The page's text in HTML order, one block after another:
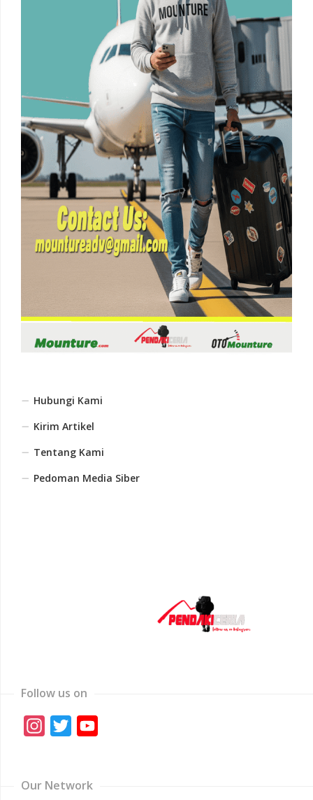
Hubungi Kami
Kirim Artikel
Tentang Kami
Pedoman Media Siber
Follow us on
Instagram
Twitter
Our Network